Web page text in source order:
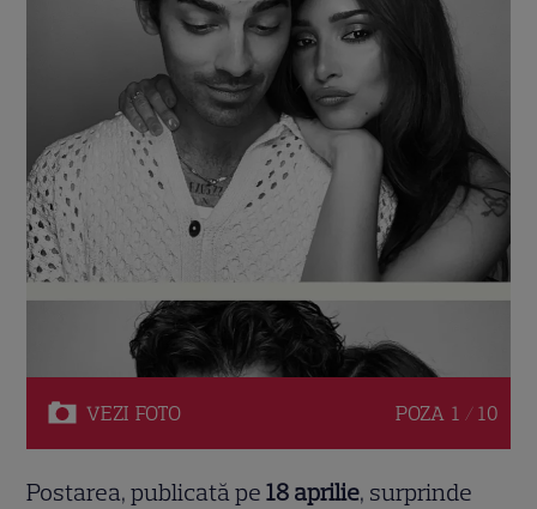
VEZI FOTO POZA 1 / 10
Postarea, publicată pe18 aprilie, surprinde